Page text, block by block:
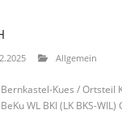
Allgemein
Bernkastel-Kues / Ortsteil
WL BKI (LK BKS-WIL)